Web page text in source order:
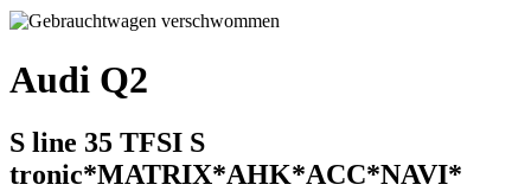
Audi Q2
S line 35 TFSI S
tronic*MATRIX*AHK*ACC*NAVI*